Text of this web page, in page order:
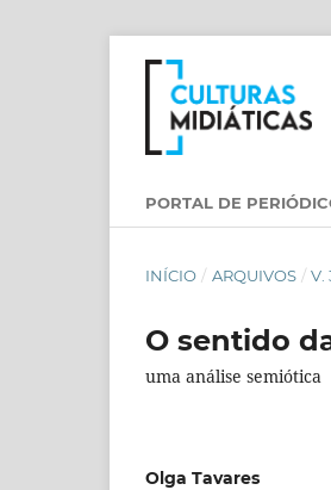
PORTAL DE
INÍCIO / ARQUIVOS / V.
O sentido
uma análise semiótica
Olga Tavares